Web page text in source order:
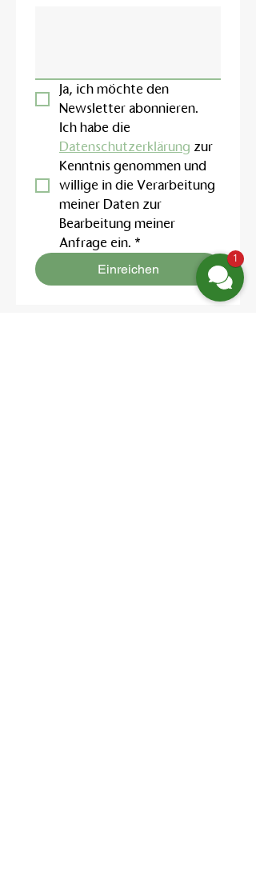
Ja, ich möchte den
Newsletter abonnieren.
Datenschutzerklärung zur
Kenntnis genommen und
willige in die Verarbeitung
meiner Daten zur
Bearbeitung meiner
Anfrage ein. *
Einreichen
1